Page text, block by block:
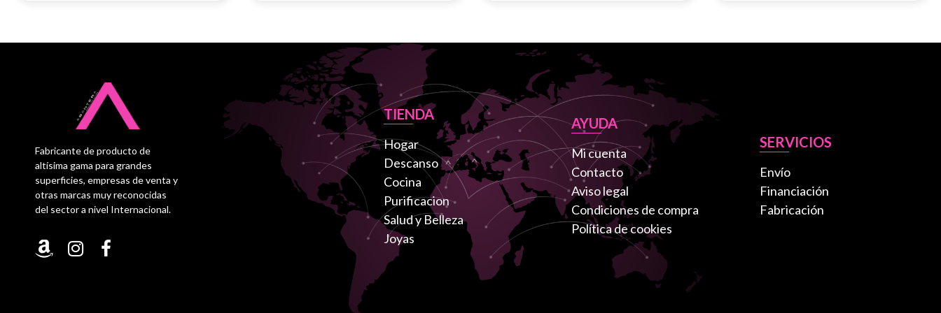
Fabricante de producto de
altísima gama para grandes
superficies, empresas de venta y
otras marcas muy reconocidas
del sector a nivel Internacional.
TIENDA
Hogar
Descanso
Cocina
Purificacion
Salud y Belleza
Joyas
AYUDA
Mi cuenta
Contacto
Aviso legal
Condiciones de compra
Política de cookies
SERVICIOS
Envío
Financiación
Fabricación